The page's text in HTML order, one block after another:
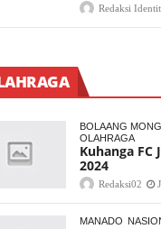
Redaksi
BOLAANG
OLAHRAGA
Kuhanga FC
2024
Redaksi02
MANADO